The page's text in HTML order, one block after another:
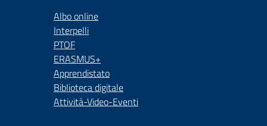
Albo online
Interpelli
PTOF
ERASMUS+
Apprendistato
Biblioteca digitale
Attività-Video-Eventi